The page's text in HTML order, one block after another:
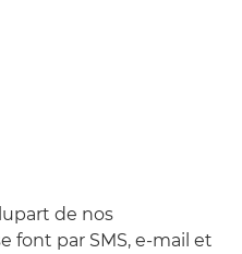
de nos
font par SMS, e-mail et